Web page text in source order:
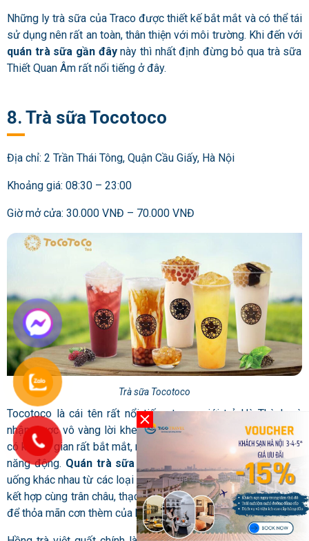
Những ly trà sữa của Traco được thiết kế bắt mắt và có thể tái
sử dụng nên rất an toàn, thân thiện với môi trường. Khi đến với
quán trà sữa gần đâynày thì nhất định đừng bỏ qua trà sữa
Thiết Quan Âm rất nổi tiếng ở đây.
8. Trà sữa Tocotoco
Địa chỉ: 2 Trần Thái Tông, Quận Cầu Giấy, Hà Nội
Khoảng giá: 08:30 – 23:00
Giờ mở cửa: 30.000 VNĐ – 70.000 VNĐ
Trà sữa Tocotoco
Tocotoco là cái tên rất nổi tiếng trong giới trẻ Hà Thành và
nhận được vô vàng lời khen về hương vị trà sữa ở đây. Quán
có không gian rất bắt mắt, rộng rãi với nhiều màu sắc vui tươi,
năng động. Quán trà sữa gần đây
này có rất nhiều loại đồ
uống khác nhau từ các loại trà thông thường đến mới lạ với sự
kết hợp cùng trân châu, thạch dừa, sữa chua, hồng trà, pudding
để thỏa mãn cơn thèm của bạn.